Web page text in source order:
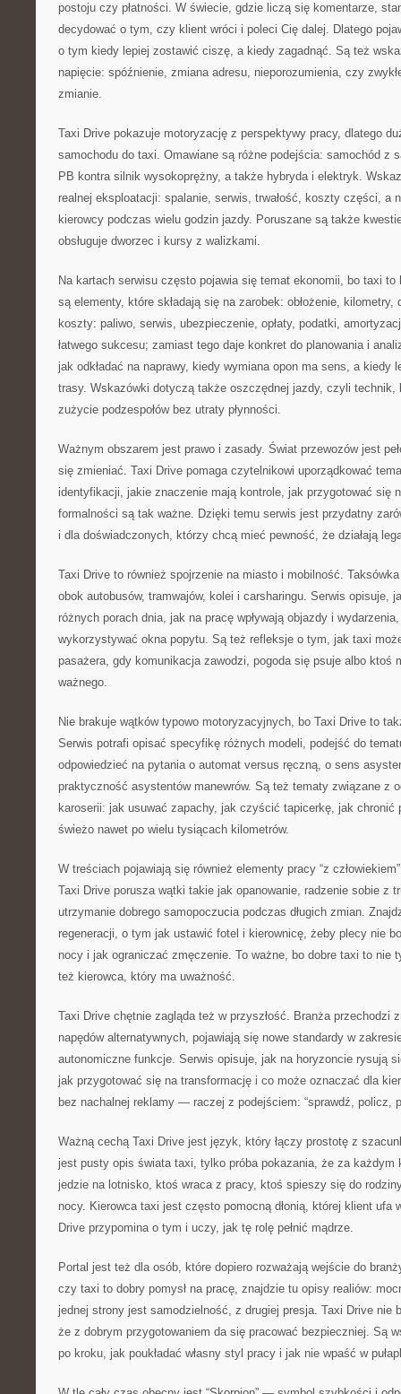
postoju czy płatności. W świecie, gdzie liczą się komentarze,
decydować o tym, czy klient wróci i poleci Cię dalej. Dlatego
o tym kiedy lepiej zostawić ciszę, a kiedy zagadnąć. Są też
napięcie: spóźnienie, zmiana adresu, nieporozumienia, czy
zmianie.
Taxi Drive pokazuje motoryzację z perspektywy pracy, dlatego
samochodu do taxi. Omawiane są różne podejścia: samochód z
PB kontra silnik wysokoprężny, a także hybryda i elektryk.
realnej eksploatacji: spalanie, serwis, trwałość, koszty części, a
kierowcy podczas wielu godzin jazdy. Poruszane są także
obsługuje dworzec i kursy z walizkami.
Na kartach serwisu często pojawia się temat ekonomii, bo taxi to
są elementy, które składają się na zarobek: obłożenie, kilometry,
koszty: paliwo, serwis, ubezpieczenie, opłaty, podatki,
łatwego sukcesu; zamiast tego daje konkret do planowania i
jak odkładać na naprawy, kiedy wymiana opon ma sens, a kiedy
trasy. Wskazówki dotyczą także oszczędnej jazdy, czyli technik,
zużycie podzespołów bez utraty płynności.
Ważnym obszarem jest prawo i zasady. Świat przewozów jest
się zmieniać. Taxi Drive pomaga czytelnikowi uporządkować
identyfikacji, jakie znaczenie mają kontrole, jak przygotować się
formalności są tak ważne. Dzięki temu serwis jest przydatny
i dla doświadczonych, którzy chcą mieć pewność, że działają
Taxi Drive to również spojrzenie na miasto i mobilność.
obok autobusów, tramwajów, kolei i carsharingu. Serwis opisuje,
różnych porach dnia, jak na pracę wpływają objazdy i
wykorzystywać okna popytu. Są też refleksje o tym, jak taxi
pasażera, gdy komunikacja zawodzi, pogoda się psuje albo ktoś
ważnego.
Nie brakuje wątków typowo motoryzacyjnych, bo Taxi Drive to
Serwis potrafi opisać specyfikę różnych modeli, podejść do
odpowiedzieć na pytania o automat versus ręczną, o sens
praktyczność asystentów manewrów. Są też tematy związane z
karoserii: jak usuwać zapachy, jak czyścić tapicerkę, jak chronić
świeżo nawet po wielu tysiącach kilometrów.
W treściach pojawiają się również elementy pracy “z
Taxi Drive porusza wątki takie jak opanowanie, radzenie sobie z
utrzymanie dobrego samopoczucia podczas długich zmian.
regeneracji, o tym jak ustawić fotel i kierownicę, żeby plecy nie
nocy i jak ograniczać zmęczenie. To ważne, bo dobre taxi to nie
też kierowca, który ma uważność.
Taxi Drive chętnie zagląda też w przyszłość. Branża przechodzi
napędów alternatywnych, pojawiają się nowe standardy w
autonomiczne funkcje. Serwis opisuje, jak na horyzoncie rysują
jak przygotować się na transformację i co może oznaczać dla
bez nachalnej reklamy — raczej z podejściem: “sprawdź, policz,
Ważną cechą Taxi Drive jest język, który łączy prostotę z
jest pusty opis świata taxi, tylko próba pokazania, że za każdym
jedzie na lotnisko, ktoś wraca z pracy, ktoś spieszy się do
nocy. Kierowca taxi jest często pomocną dłonią, której klient ufa
Drive przypomina o tym i uczy, jak tę rolę pełnić mądrze.
Portal jest też dla osób, które dopiero rozważają wejście do
czy taxi to dobry pomysł na pracę, znajdzie tu opisy realiów:
jednej strony jest samodzielność, z drugiej presja. Taxi Drive nie
że z dobrym przygotowaniem da się pracować bezpieczniej. Są
po kroku, jak poukładać własny styl pracy i jak nie wpaść w